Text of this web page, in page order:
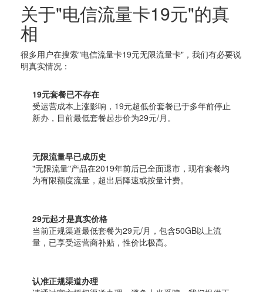
关于"电信流量卡19元"的真
相
很多用户在搜索"电信流量卡19元无限流量卡"，我们有必要说
明真实情况：
19元套餐已不存在
受运营成本上涨影响，19元超低价套餐已于多年前停止
新办，目前最低套餐起步价为29元/月。
无限流量早已成历史
"无限流量"产品在2019年前后已全面退市，现有套餐均
为有限额度流量，超出后降速或按量计费。
29元起才是真实价格
当前正规渠道最低套餐为29元/月，包含50GB以上流
量，已享受运营商补贴，性价比极高。
认准正规渠道办理